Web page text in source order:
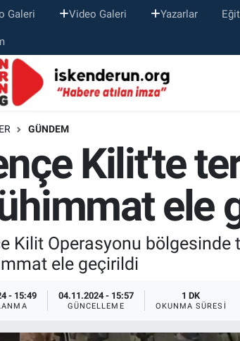
Galeri Video Galeri Yazarlar
GÜNDEM
Kilit'te
ele
Kilit Operasyonu
ele geçirildi
- 15:49 04.11.2024 - 15:57
GÜNCELLEME
1 DK
OKUNMA SÜRESI